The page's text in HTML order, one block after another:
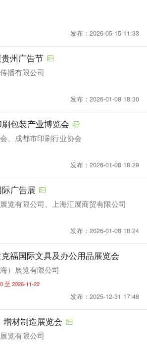
发布：2026-05-15 11:33
州广告节
播有限公司
发布：2026-01-08 18:30
包装产业博览会
、成都市印刷行业协会
发布：2026-01-08 18:29
广告展
览有限公司、上海汇展商贸有限公司
发布：2026-01-08 18:24
福国际文具及办公用品展览会
）展览有限公司
至 2026-11-22
发布：2025-12-31 17:48
增材制造展览会
览有限公司